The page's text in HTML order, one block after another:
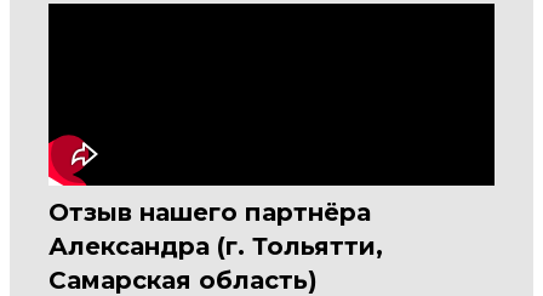
Отзыв нашего партнёра
Александра (г. Тольятти,
Самарская область)